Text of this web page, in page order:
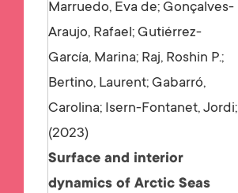
Marruedo, Eva de; Gonçalves-
Araujo, Rafael; Gutiérrez-
García, Marina; Raj, Roshin P.;
Bertino, Laurent; Gabarró,
Carolina; Isern-Fontanet, Jordi;
2023
Surface and interior
dynamics of Arctic Seas